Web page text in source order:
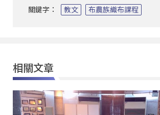
關鍵字： 教文 布農族織布課程
相關文章